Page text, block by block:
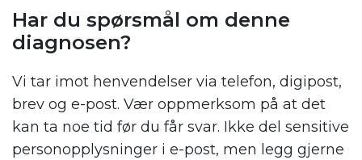
Har du spørsmål om denne
diagnosen?
Vi tar imot henvendelser via telefon, digipost,
brev og e-post. Vær oppmerksom på at det
kan ta noe tid før du får svar. Ikke del sensitive
personopplysninger i e-post, men legg gjerne